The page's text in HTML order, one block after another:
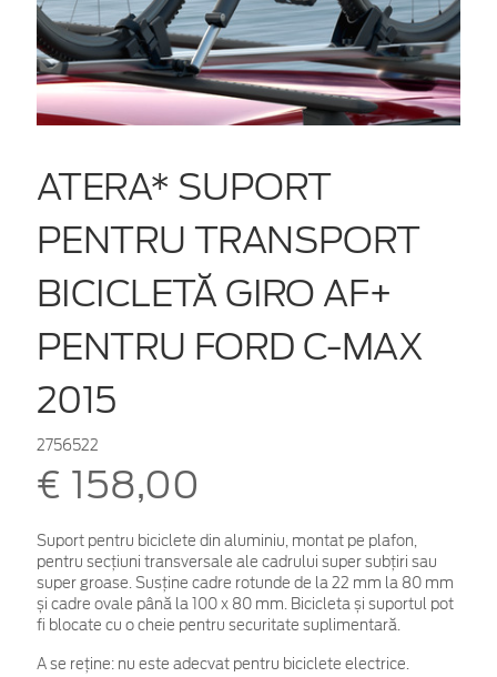
ATERA* SUPORT
PENTRU TRANSPORT
BICICLETĂ GIRO AF+
PENTRU FORD C-MAX
2015
2756522
€ 158,00
Suport pentru biciclete din aluminiu, montat pe plafon,
pentru secțiuni transversale ale cadrului super subțiri sau
super groase. Susține cadre rotunde de la 22 mm la 80 mm
și cadre ovale până la 100 x 80 mm. Bicicleta și suportul pot
fi blocate cu o cheie pentru securitate suplimentară.
A se reține: nu este adecvat pentru biciclete electrice.